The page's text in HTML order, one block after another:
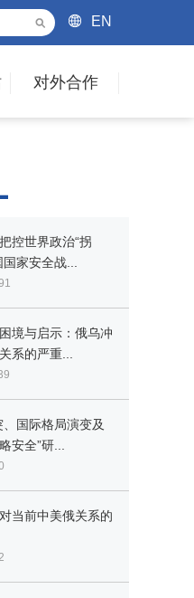
EN
对外合作
控世界政治“拐
家安全战...
境与启示：俄乌冲
系的严重...
、国际格局演变及
安全”研...
当前中美俄关系的